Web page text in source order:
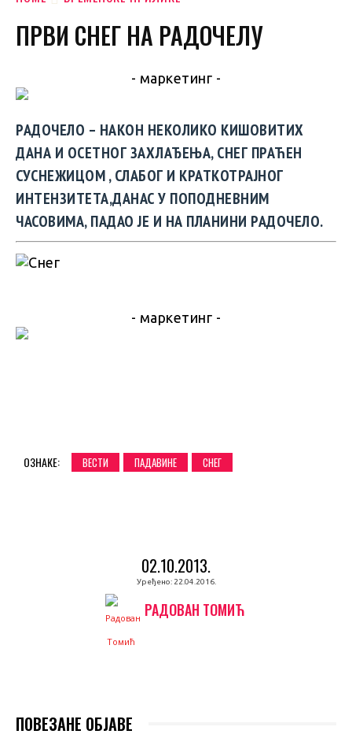
ПРВИ СНЕГ НА РАДОЧЕЛУ
- маркетинг -
РАДОЧЕЛО – НАКОН НЕКОЛИКО КИШОВИТИХ
ДАНА И ОСЕТНОГ ЗАХЛАЂЕЊА, СНЕГ ПРАЋЕН
СУСНЕЖИЦОМ , СЛАБОГ И КРАТКОТРАЈНОГ
ИНТЕНЗИТЕТА,ДАНАС У ПОПОДНЕВНИМ
ЧАСОВИМА, ПАДАО ЈЕ И НА ПЛАНИНИ РАДОЧЕЛО.
- маркетинг -
ОЗНАКЕ: ВЕСТИ ПАДАВИНЕ СНЕГ
02.10.2013.
Уређено: 22.04.2016.
РАДОВАН ТОМИЋ
ПОВЕЗАНЕ ОБЈАВЕ